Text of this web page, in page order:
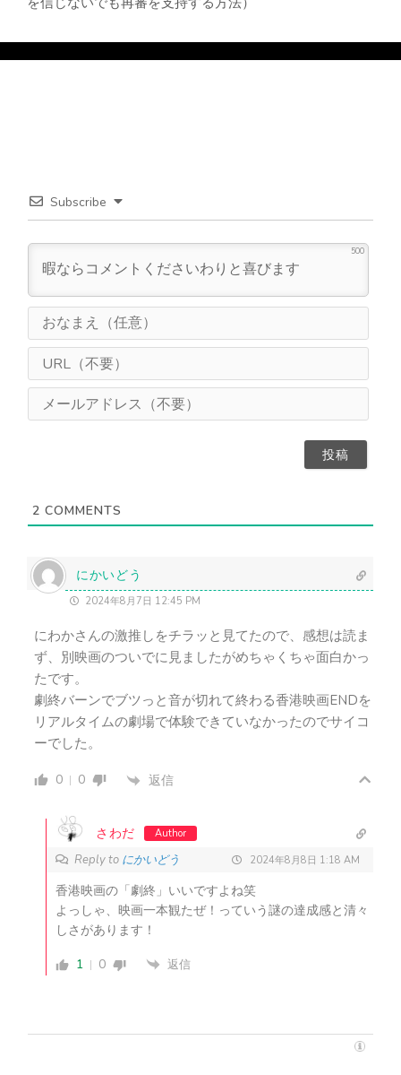
Subscribe
500
ま
（
意
L
（
2 COMMENTS
にかいどう
2024年8月7日 12:45 PM
にわかさんの激推しをチラッと見てたので、感想は読ま
ず、別映画のついでに見ましたがめちゃくちゃ面白かっ
たです。
劇終バーンでブツっと音が切れて終わる香港映画ENDを
リアルタイムの劇場で体験できていなかったのでサイコ
ーでした。
0 0 返信
さわだ Author
Reply to にかいどう 2024年8月8日 1:18 AM
香港映画の「劇終」いいですよね笑
よっしゃ、映画一本観たぜ！っていう謎の達成感と清々
しさがあります！
1
0 返信